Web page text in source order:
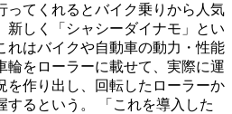
ってくれるとバイク乗りから人気
新しく「シャシーダイナモ」とい
れはバイクや自動車の動力・性能
輪をローラーに載せて、実際に運
を作り出し、回転したローラーか
するという。 「これを導入した